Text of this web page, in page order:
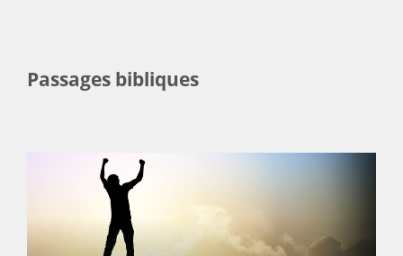
Passages bibliques